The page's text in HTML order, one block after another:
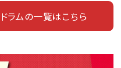
ラムの一覧はこちら